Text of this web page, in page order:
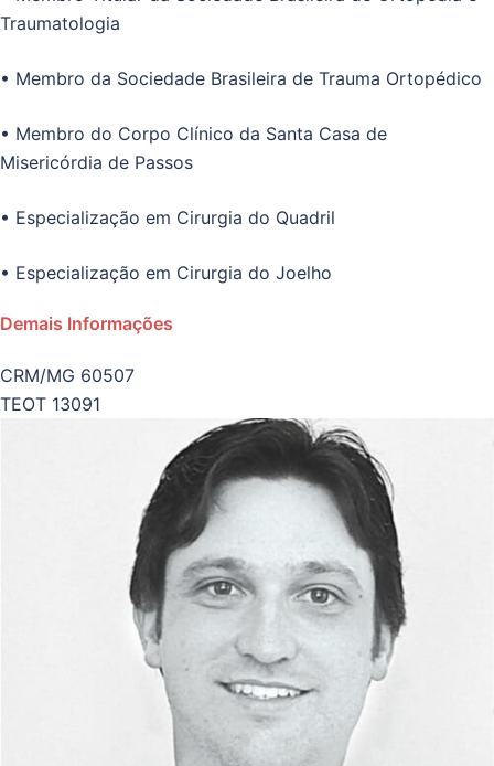
Traumatologia
• Membro da Sociedade Brasileira de Trauma Ortopédico
• Membro do Corpo Clínico da Santa Casa de
Misericórdia de Passos
• Especialização em Cirurgia do Quadril
• Especialização em Cirurgia do Joelho
Demais Informações
CRM/MG 60507
TEOT 13091